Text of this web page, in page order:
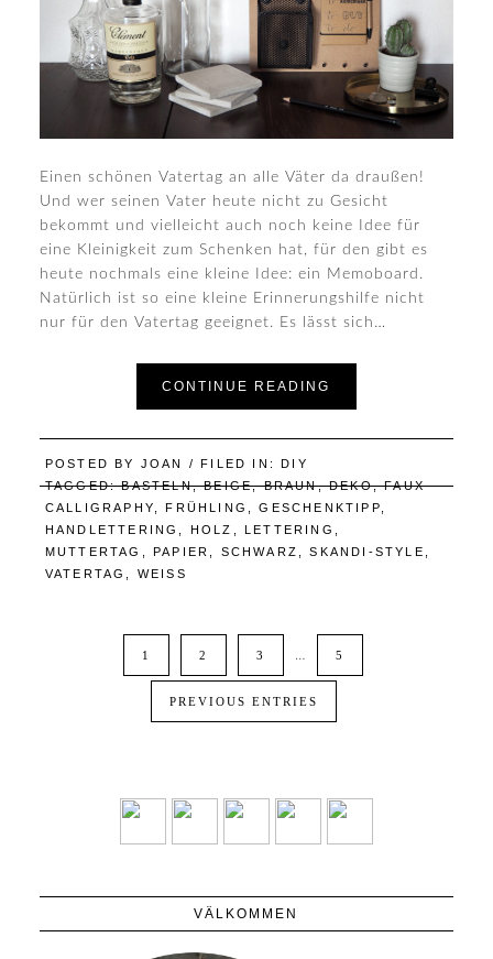
Einen schönen Vatertag an alle Väter da draußen!
Und wer seinen Vater heute nicht zu Gesicht
bekommt und vielleicht auch noch keine Idee für
eine Kleinigkeit zum Schenken hat, für den gibt es
heute nochmals eine kleine Idee: ein Memoboard.
Natürlich ist so eine kleine Erinnerungshilfe nicht
nur für den Vatertag geeignet. Es lässt sich…
CONTINUE READING
POSTED BY JOAN / FILED IN:DIY
TAGGED:BASTELN,BEIGE,BRAUN,DEKO,FAUX
CALLIGRAPHY ,FRÜHLING ,GESCHENKTIPP
HANDLETTERING
HOLZ ,LETTERING
MUTTERTAG
,PAPIER SCHWARZ ,SKANDI-STYLE
VATERTAG
WEISS
1 2 3 … 5
PREVIOUS ENTRIES
VÄLKOMMEN